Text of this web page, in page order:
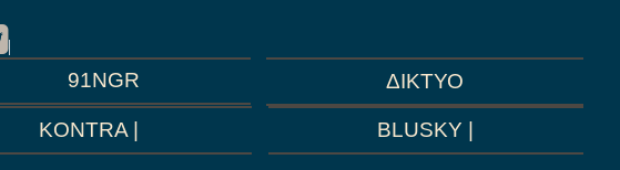
|
91NGR ΔΙΚΤΥΟ
KONTRA | BLUSKY |